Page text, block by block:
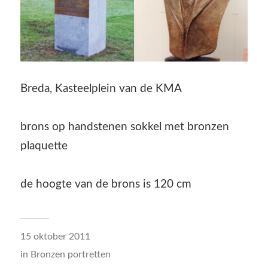
Breda, Kasteelplein van de KMA
brons op handstenen sokkel met bronzen
plaquette
de hoogte van de brons is 120 cm
15 oktober 2011
in Bronzen portretten